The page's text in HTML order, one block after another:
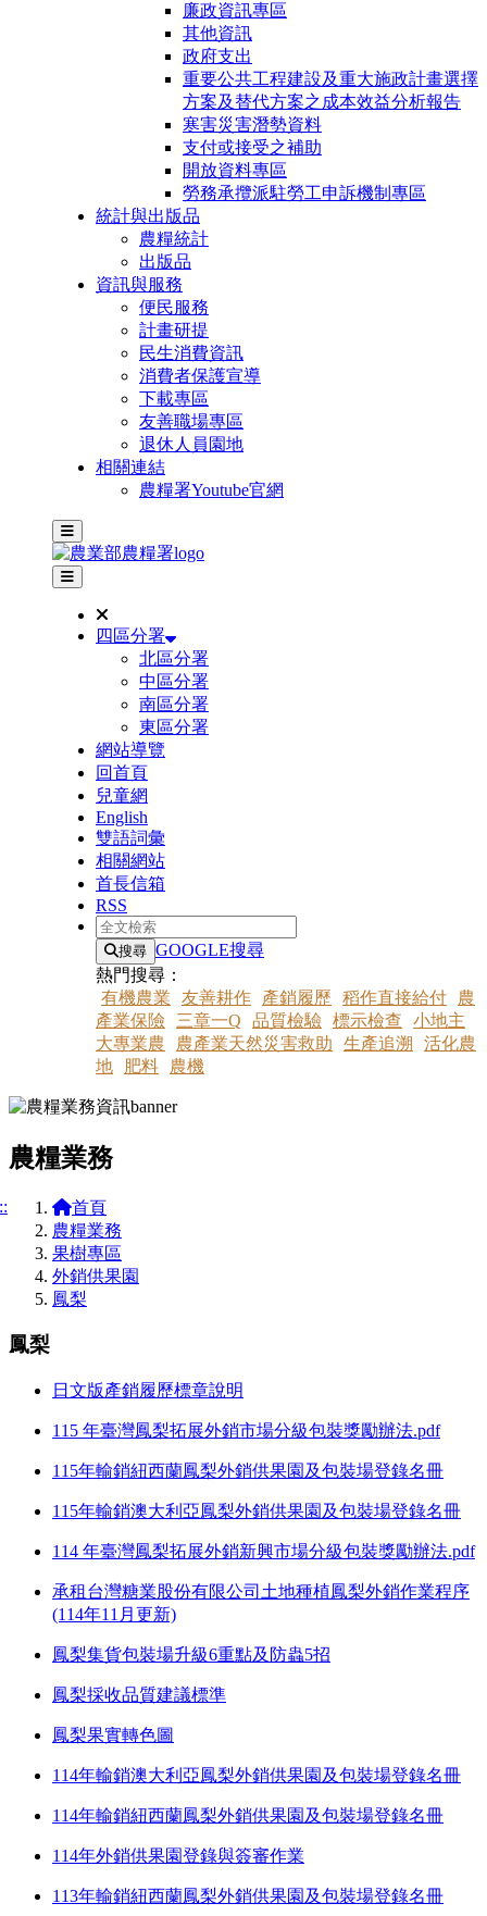
廉政資訊專區
其他資訊
政府支出
重要公共工程建設及重大施政計畫選擇
方案及替代方案之成本效益分析報告
寒害災害潛勢資料
支付或接受之補助
開放資料專區
勞務承攬派駐勞工申訴機制專區
統計與出版品
農糧統計
出版品
資訊與服務
便民服務
計畫研提
民生消費資訊
消費者保護宣導
下載專區
友善職場專區
退休人員園地
相關連結
農糧署Youtube官網
主選單
其他網站選單
四區分署
北區分署
中區分署
南區分署
東區分署
網站導覽
回首頁
兒童網
English
雙語詞彙
相關網站
首長信箱
RSS
全文檢索
搜尋 GOOGLE搜尋
熱門搜尋：
有機農業
友善耕作 產銷履歷 稻作直接給付
農
產業保險
三章一Q 品質檢驗 標示檢查
小地主
大專業農
農產業天然災害救助 生產追溯
活化農
地
肥料 農機
農糧業務
首頁
農糧業務
果樹專區
外銷供果園
鳳梨
鳳梨
日文版產銷履歷標章說明
115 年臺灣鳳梨拓展外銷市場分級包裝獎勵辦法.pdf
115年輸銷紐西蘭鳳梨外銷供果園及包裝場登錄名冊
115年輸銷澳大利亞鳳梨外銷供果園及包裝場登錄名冊
114 年臺灣鳳梨拓展外銷新興市場分級包裝獎勵辦法.pdf
承租台灣糖業股份有限公司土地種植鳳梨外銷作業程序
(114年11月更新)
鳳梨集貨包裝場升級6重點及防蟲5招
鳳梨採收品質建議標準
鳳梨果實轉色圖
114年輸銷澳大利亞鳳梨外銷供果園及包裝場登錄名冊
114年輸銷紐西蘭鳳梨外銷供果園及包裝場登錄名冊
114年外銷供果園登錄與簽審作業
113年輸銷紐西蘭鳳梨外銷供果園及包裝場登錄名冊